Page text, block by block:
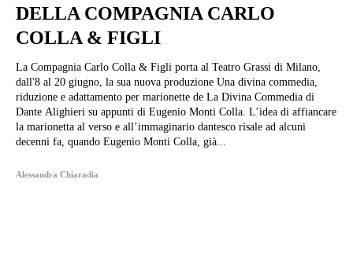
DELLA COMPAGNIA CARLO
COLLA & FIGLI
La Compagnia Carlo Colla & Figli porta al Teatro Grassi di Milano,
dall'8 al 20 giugno, la sua nuova produzione Una divina commedia,
riduzione e adattamento per marionette de La Divina Commedia di
Dante Alighieri su appunti di Eugenio Monti Colla. L’idea di affiancare
la marionetta al verso e all’immaginario dantesco risale ad alcuni
decenni fa, quando Eugenio Monti Colla, già...
Alessandra Chiaradia